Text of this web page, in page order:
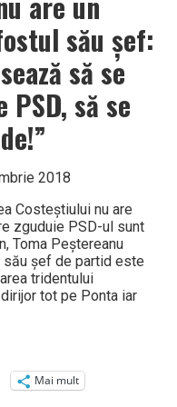
său şef:
să se
să se
2018
Costeştiului nu are
zguduie PSD-ul sunt
Toma Peştereanu
şef de partid este
tridentului
tot pe Ponta iar
Mai mult